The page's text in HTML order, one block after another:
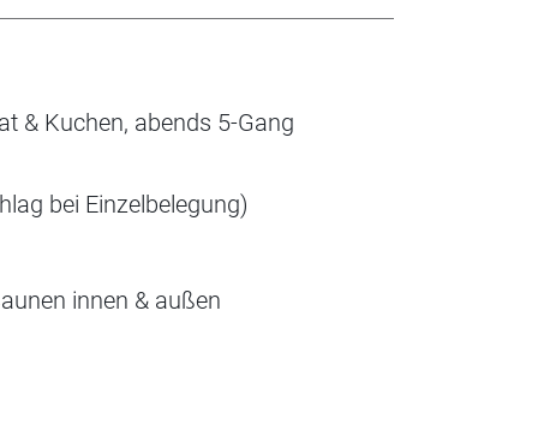
& Kuchen, abends 5-Gang
bei Einzelbelegung)
innen & außen